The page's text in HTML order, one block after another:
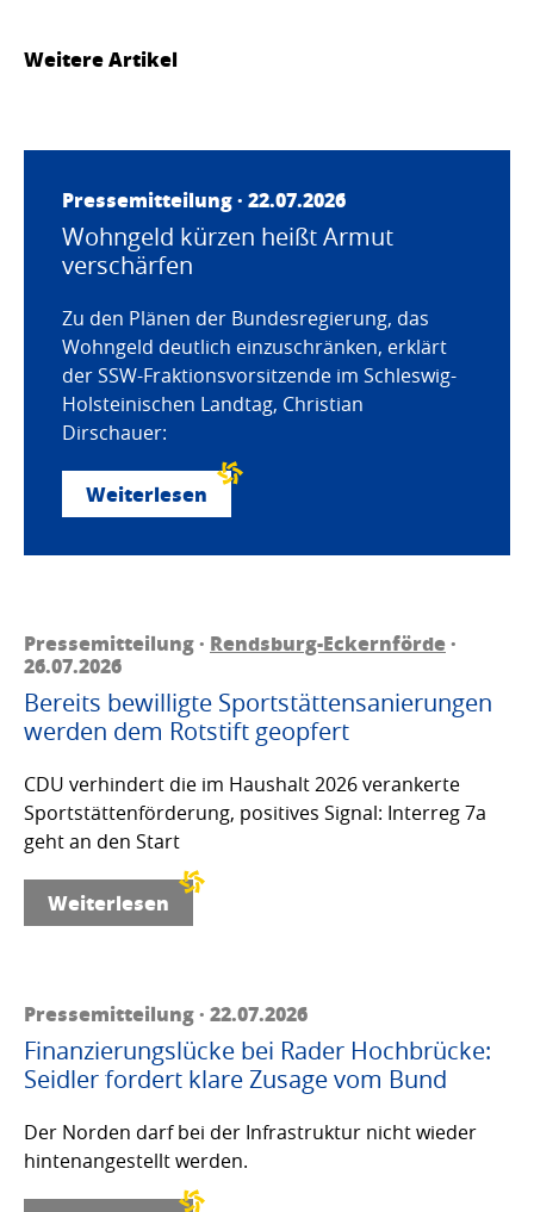
Weitere Artikel
Pressemitteilung · 22.07.2026
Wohngeld kürzen heißt Armut
verschärfen
Zu den Plänen der Bundesregierung, das
Wohngeld deutlich einzuschränken, erklärt
der SSW-Fraktionsvorsitzende im Schleswig-
Holsteinischen Landtag, Christian
Dirschauer:
Weiterlesen
Pressemitteilung · Rendsburg-Eckernförde·
26.07.2026
Bereits bewilligte Sportstättensanierungen
werden dem Rotstift geopfert
CDU verhindert die im Haushalt 2026 verankerte
Sportstättenförderung, positives Signal: Interreg 7a
geht an den Start
Weiterlesen
Pressemitteilung · 22.07.2026
Finanzierungslücke bei Rader Hochbrücke:
Seidler fordert klare Zusage vom Bund
Der Norden darf bei der Infrastruktur nicht wieder
hintenangestellt werden.